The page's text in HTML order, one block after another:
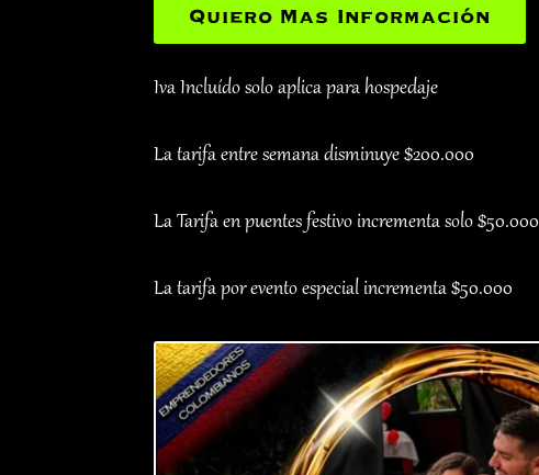
Quiero Mas Información
Iva Incluído solo aplica para hospedaje
La tarifa entre semana disminuye $200.000
La Tarifa en puentes festivo incrementa solo $50.000
La tarifa por evento especial incrementa $50.000